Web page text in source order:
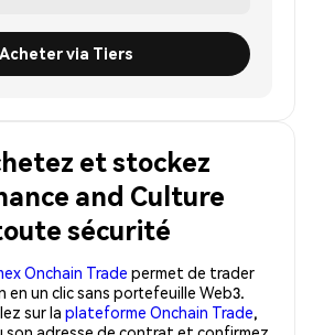
Acheter via Tiers
et stockez
and Culture
sécurité
Onchain Trade permet de trader
un clic sans portefeuille Web3.
sur la plateforme Onchain Trade,